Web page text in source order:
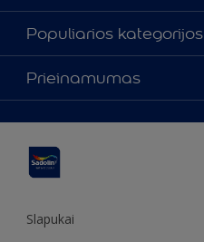
Apie mus
Susisiekti su mumis
Rasti parduotuvę
Populiarios kategorijos
Spalvos
Produktai
Įkvėpimas
Dekoravimo patarimai
Sadolin Metų spalva
Prieinamumas
Slapukai